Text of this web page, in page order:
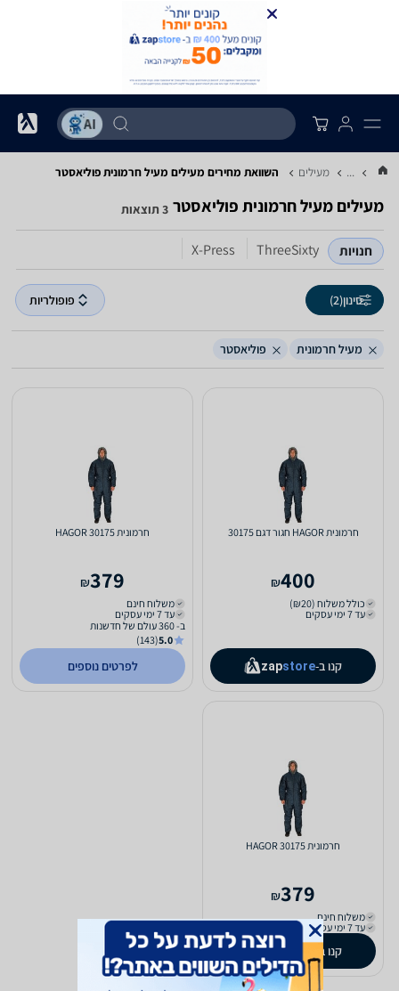
... מעילים השוואת מחירים מעילים ‏מעיל חרמונית ‏פוליאסטר
מעילים ‏מעיל חרמונית ‏פוליאסטר 3 תוצאות
חנויות ThreeSixty
X-Press
סינון(2) פופולריות
מעיל חרמונית פוליאסטר
חרמונית HAGOR חגור דגם 30175
400
₪
כולל משלוח (₪20)
עד 7 ימי עסקים
קנו ב- zapstore
חרמונית HAGOR 30175
379
₪
משלוח חינם
עד 7 ימי עסקים
ב- 360 עולם של חדשנות
5.0
(143)
לפרטים נוספים
חרמונית HAGOR 30175
379
₪
משלוח חינם
עד 7 ימי עסקים
קנו ב- zapstore